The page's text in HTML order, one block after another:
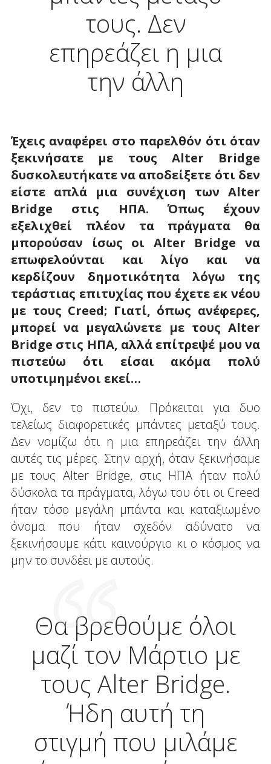
τους. Δεν
επηρεάζει η μια
την άλλη
Έχεις αναφέρει στο παρελθόν ότι όταν
ξεκινήσατε με τους Alter
Bridge
δυσκολευτήκατε να αποδείξετε ότι δεν
είστε απλά μια συνέχιση τωνAlter
Bridge στις ΗΠΑ. Όπως έχουν
εξελιχθεί πλέον τα πράγματα θα
μπορούσαν ίσως οι Alter Bridge να
επωφελούνται και λίγο και να
κερδίζουν δημοτικότητα λόγω της
τεράστιας επιτυχίας που έχετε εκ νέου
με τους Creed; Γιατί, όπως ανέφερες,
μπορεί να μεγαλώνετε με τουςAlter
Bridge στις ΗΠΑ, αλλά επίτρεψέ μου να
πιστεύω ότι είσαι ακόμα πολύ
υποτιμημένοι εκεί…
Όχι, δεν το πιστεύω. Πρόκειται για δυο
τελείως διαφορετικές μπάντες μεταξύ τους.
Δεν νομίζω ότι η μια επηρεάζει την άλλη
αυτές τις μέρες. Στην αρχή, όταν ξεκινήσαμε
με τους Alter Bridge, στις ΗΠΑ ήταν πολύ
δύσκολα τα πράγματα, λόγω του ότι οι Creed
ήταν τόσο μεγάλη μπάντα και καταξιωμένο
όνομα που ήταν σχεδόν αδύνατο να
ξεκινήσουμε κάτι καινούργιο κι ο κόσμος να
μην το συνδέει με αυτούς.
Θα βρεθούμε όλοι
μαζί τον Μάρτιο με
τους Alter Bridge.
Ήδη αυτή τη
στιγμή που μιλάμε